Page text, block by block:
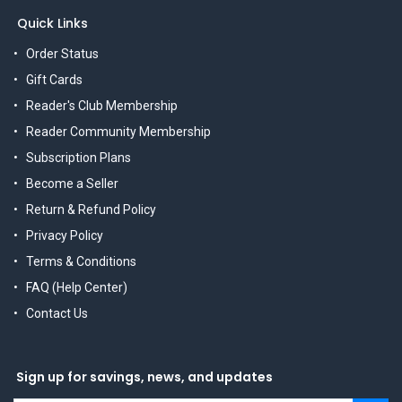
Quick Links
Order Status
Gift Cards
Reader's Club Membership
Reader Community Membership
Subscription Plans
Become a Seller
Return & Refund Policy
Privacy Policy
Terms & Conditions
FAQ (Help Center)
Contact Us
Sign up for savings, news, and updates